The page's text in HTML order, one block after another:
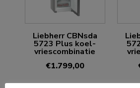
Liebherr CBNsda
5723 Plus koel-
vriescombinatie
€1.799,00